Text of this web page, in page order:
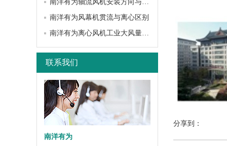
南洋有为轴流风机安装方向与固定技巧
南洋有为风幕机贯流与离心区别
南洋有为离心风机工业大风量应用场景
联系我们
南洋有为
分享到：